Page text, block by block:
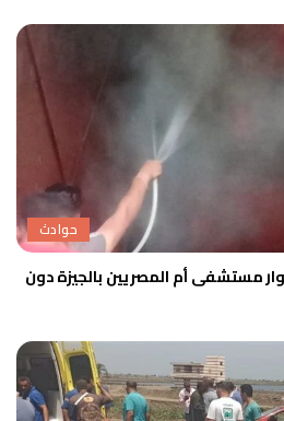
حوادث
مستشفى أم المصريين بالجيزة دون